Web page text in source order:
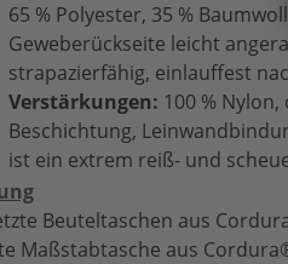
65 % Polyester, 35 %
Geweberückseite leicht
strapazierfähig, einlauffest
Verstärkungen: 100 %
Beschichtung,
ist ein extrem reiß- und
Beuteltaschen aus
Maßstabtasche aus